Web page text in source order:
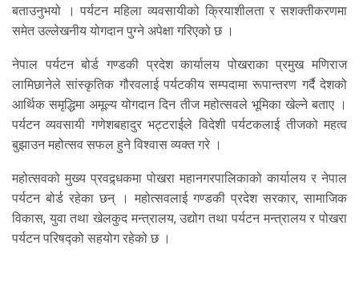
बताउनुभयो । पर्यटन महिला व्यवसायीको क्रियाशीलता र सशक्तीकरणमा
समेत उल्लेखनीय योगदान पुग्ने अपेक्षा गरिएको छ ।
नेपाल पर्यटन बोर्ड गण्डकी प्रदेश कार्यालय पोखराका प्रमुख मणिराज
लामिछानेले सांस्कृतिक गौरवलाई पर्यटकीय सम्पदामा रूपान्तरण गर्दै देशको
आर्थिक समृद्धिमा अमूल्य योगदान दिन तीज महोत्सवले भूमिका खेल्ने बताए ।
पर्यटन व्यवसायी गणेशबहादुर भट्टराईले विदेशी पर्यटकलाई तीजको महत्व
बुझाउन महोत्सव सफल हुने विश्वास व्यक्त गरे ।
महोत्सवको मुख्य प्रवद्र्धकमा पोखरा महानगरपालिकाको कार्यालय र नेपाल
पर्यटन बोर्ड रहेका छन् । महोत्सवलाई गण्डकी प्रदेश सरकार, सामाजिक
विकास, युवा तथा खेलकुद मन्त्रालय, उद्योग तथा पर्यटन मन्त्रालय र पोखरा
पर्यटन परिषद्को सहयोग रहेको छ ।